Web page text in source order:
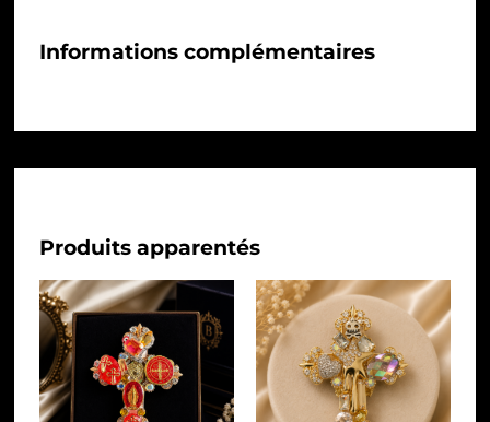
Informations complémentaires
Produits apparentés